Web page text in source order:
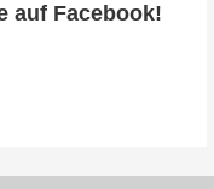
auf Facebook!